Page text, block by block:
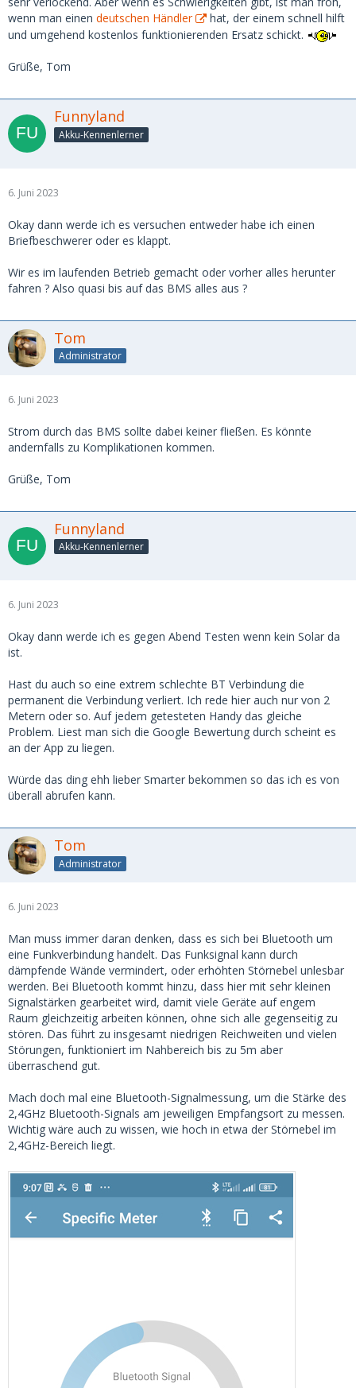
wenn man einen deutschen Händler
hat, der einem schnell hilft
und umgehend kostenlos funktionierenden Ersatz schickt.
Grüße, Tom
Funnyland
Akku-Kennenlerner
6. Juni 2023
Okay dann werde ich es versuchen entweder habe ich einen
Briefbeschwerer oder es klappt.
Wir es im laufenden Betrieb gemacht oder vorher alles herunter
fahren ? Also quasi bis auf das BMS alles aus ?
Tom
Administrator
6. Juni 2023
Strom durch das BMS sollte dabei keiner fließen. Es könnte
andernfalls zu Komplikationen kommen.
Grüße, Tom
Funnyland
Akku-Kennenlerner
6. Juni 2023
Okay dann werde ich es gegen Abend Testen wenn kein Solar da
ist.
Hast du auch so eine extrem schlechte BT Verbindung die
permanent die Verbindung verliert. Ich rede hier auch nur von 2
Metern oder so. Auf jedem getesteten Handy das gleiche
Problem. Liest man sich die Google Bewertung durch scheint es
an der App zu liegen.
Würde das ding ehh lieber Smarter bekommen so das ich es von
überall abrufen kann.
Tom
Administrator
6. Juni 2023
Man muss immer daran denken, dass es sich bei Bluetooth um
eine Funkverbindung handelt. Das Funksignal kann durch
dämpfende Wände vermindert, oder erhöhten Störnebel unlesbar
werden. Bei Bluetooth kommt hinzu, dass hier mit sehr kleinen
Signalstärken gearbeitet wird, damit viele Geräte auf engem
Raum gleichzeitig arbeiten können, ohne sich alle gegenseitig zu
stören. Das führt zu insgesamt niedrigen Reichweiten und vielen
Störungen, funktioniert im Nahbereich bis zu 5m aber
überraschend gut.
Mach doch mal eine Bluetooth-Signalmessung, um die Stärke des
2,4GHz Bluetooth-Signals am jeweiligen Empfangsort zu messen.
Wichtig wäre auch zu wissen, wie hoch in etwa der Störnebel im
2,4GHz-Bereich liegt.